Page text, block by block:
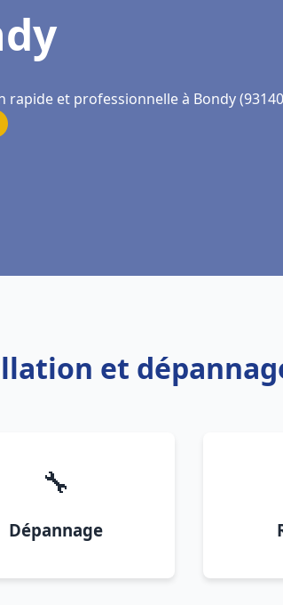
rapide et professionnelle à Bondy
et
🔧
Dépannage